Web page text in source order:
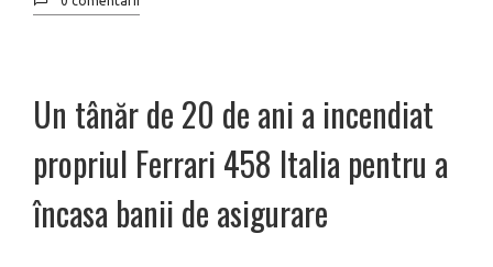
Un tânăr de 20 de ani a incendiat
propriul Ferrari 458 Italia pentru a
încasa banii de asigurare